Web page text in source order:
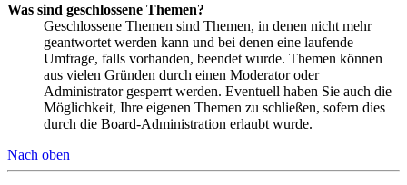
Was sind geschlossene Themen?
Geschlossene Themen sind Themen, in denen nicht mehr
geantwortet werden kann und bei denen eine laufende
Umfrage, falls vorhanden, beendet wurde. Themen können
aus vielen Gründen durch einen Moderator oder
Administrator gesperrt werden. Eventuell haben Sie auch die
Möglichkeit, Ihre eigenen Themen zu schließen, sofern dies
durch die Board-Administration erlaubt wurde.
Nach oben